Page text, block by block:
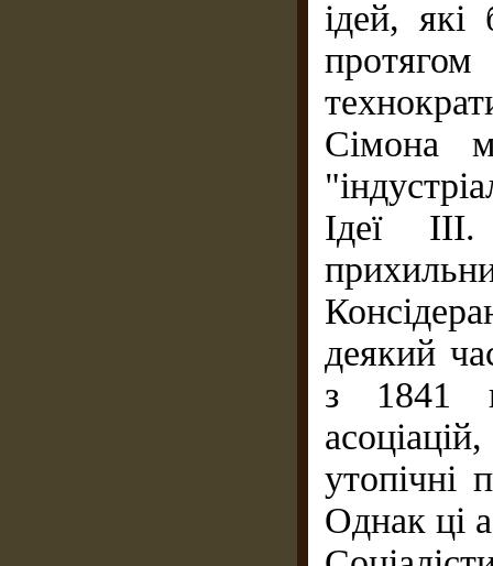
ідей, які
Сімона
Ідеї
деякий
з 1841
утопічні
Однак ці